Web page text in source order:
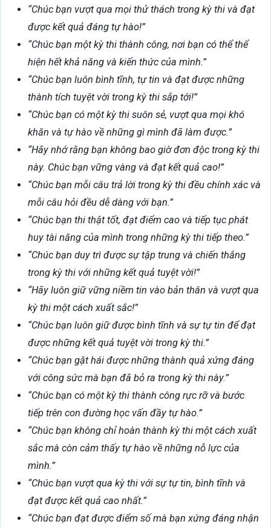
“Chúc bạn vượt qua mọi thử thách trong kỳ thi và đạt
được kết quả đáng tự hào!”
“Chúc bạn một kỳ thi thành công, nơi bạn có thể thể
hiện hết khả năng và kiến thức của mình.”
“Chúc bạn luôn bình tĩnh, tự tin và đạt được những
thành tích tuyệt vời trong kỳ thi sắp tới!”
“Chúc bạn có một kỳ thi suôn sẻ, vượt qua mọi khó
khăn và tự hào về những gì mình đã làm được.”
“Hãy nhớ rằng bạn không bao giờ đơn độc trong kỳ thi
này. Chúc bạn vững vàng và đạt kết quả cao!”
“Chúc bạn mỗi câu trả lời trong kỳ thi đều chính xác và
mỗi câu hỏi đều dễ dàng với bạn.”
“Chúc bạn thi thật tốt, đạt điểm cao và tiếp tục phát
huy tài năng của mình trong những kỳ thi tiếp theo.”
“Chúc bạn duy trì được sự tập trung và chiến thắng
trong kỳ thi với những kết quả tuyệt vời!”
“Hãy luôn giữ vững niềm tin vào bản thân và vượt qua
kỳ thi một cách xuất sắc!”
“Chúc bạn luôn giữ được bình tĩnh và sự tự tin để đạt
được những kết quả tuyệt vời trong kỳ thi.”
“Chúc bạn gặt hái được những thành quả xứng đáng
với công sức mà bạn đã bỏ ra trong kỳ thi này.”
“Chúc bạn có một kỳ thi thành công rực rỡ và bước
tiếp trên con đường học vấn đầy tự hào.”
“Chúc bạn không chỉ hoàn thành kỳ thi một cách xuất
sắc mà còn cảm thấy tự hào về những nỗ lực của
mình.”
“Chúc bạn vượt qua kỳ thi với sự tự tin, bình tĩnh và
đạt được kết quả cao nhất.”
“Chúc bạn đạt được điểm số mà bạn xứng đáng nhận